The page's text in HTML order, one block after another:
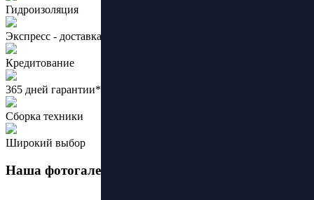
Гидроизоляция
Экспресс - доставка
Кредитование
365 дней гарантии*
Сборка техники
Широкий выбор
Наша фотогалерея